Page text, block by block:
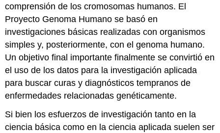
comprensión de los cromosomas humanos. El
Proyecto Genoma Humano se basó en
investigaciones básicas realizadas con organismos
simples y, posteriormente, con el genoma humano.
Un objetivo final importante finalmente se convirtió en
el uso de los datos para la investigación aplicada
para buscar curas y diagnósticos tempranos de
enfermedades relacionadas genéticamente.
Si bien los esfuerzos de investigación tanto en la
ciencia básica como en la ciencia aplicada suelen ser